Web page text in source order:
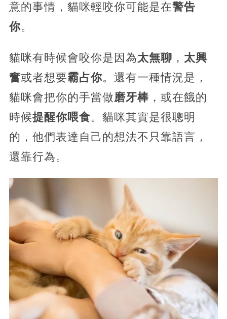
意的事情，貓咪輕咬你可能是在警告
你。
貓咪有時候會咬你是因為太無聊 ， 太興
奮或者想要霸占你。還有一種情況是，
貓咪會把你的手當做磨牙棒，或在餓的
時候提醒你喂食。貓咪其實是很聰明
的，他們表達自己的想法不只靠語言，
還靠行為。